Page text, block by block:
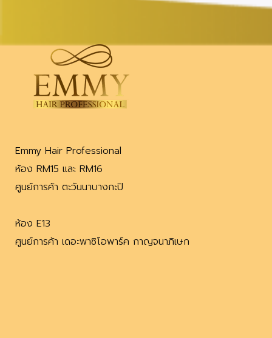
Emmy Hair Professional
ห้อง RM15 และ RM16
ศูนย์การค้า ตะวันนาบางกะปิ
ห้อง E13
ศูนย์การค้า เดอะพาซิโอพาร์ค กาญจนาภิเษก